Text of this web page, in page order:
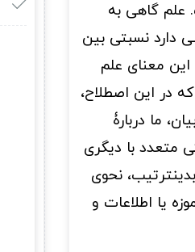
علم گاهی به
دارد نسبتی بین
این معنای علم
در این اصطلاح،
ما دربارۀ
متعدد با دیگری
نحوی
یا اطلاعات و